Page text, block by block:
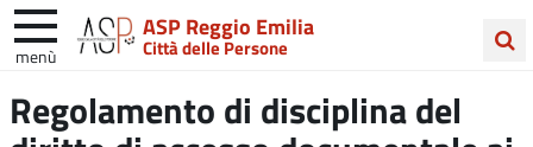
ASP Reggio Emilia
Città delle Persone
menù
nelRegolamento di disciplina del